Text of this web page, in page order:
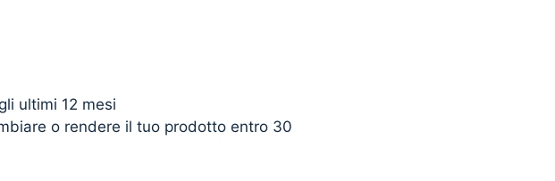
ultimi 12 mesi
o rendere il tuo prodotto entro 30